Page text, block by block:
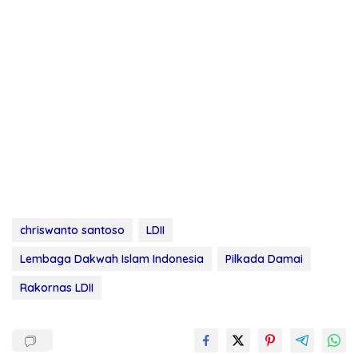
chriswanto santoso
LDII
Lembaga Dakwah Islam Indonesia
Pilkada Damai
Rakornas LDII